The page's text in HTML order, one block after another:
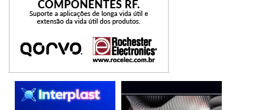
produtoras de energia ou de matérias-primas, é difícil
imaginar uma boa substituição dessas fontes de produção.
Juntamente com as sanções existentes sobre o
fornecimento de energia da Rússia a outras nações, a forte
inflação dos preços das commodities pode ter implicações
além das empresas diretamente atingidas pelas sanções.
Assim como a falta de visibilidade em torno das sanções, a